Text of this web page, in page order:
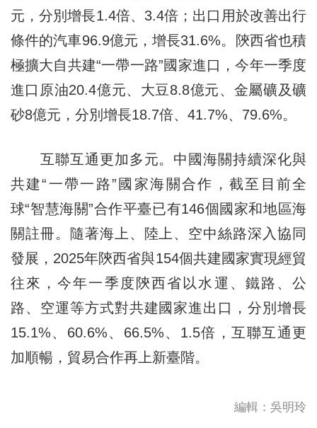
元，分別增長1.4倍、3.4倍；出口用於改善出行
條件的汽車96.9億元，增長31.6%。陝西省也積
極擴大自共建“一帶一路”國家進口，今年一季度
進口原油20.4億元、大豆8.8億元、金屬礦及礦
砂8億元，分別增長18.7倍、41.7%、79.6%。
互聯互通更加多元。中國海關持續深化與
共建“一帶一路”國家海關合作，截至目前全
球“智慧海關”合作平臺已有146個國家和地區海
關註冊。隨著海上、陸上、空中絲路深入協同
發展，2025年陝西省與154個共建國家實現經貿
往來，今年一季度陝西省以水運、鐵路、公
路、空運等方式對共建國家進出口，分別增長
15.1%、60.6%、66.5%、1.5倍，互聯互通更
加順暢，貿易合作再上新臺階。
編輯：吳明玲